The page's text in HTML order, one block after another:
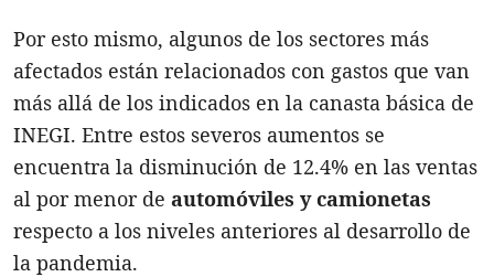
Por esto mismo, algunos de los sectores más
afectados están relacionados con gastos que van
más allá de los indicados en la canasta básica de
INEGI. Entre estos severos aumentos se
encuentra la disminución de 12.4% en las ventas
al por menor de automóviles y camionetas
respecto a los niveles anteriores al desarrollo de
la pandemia.